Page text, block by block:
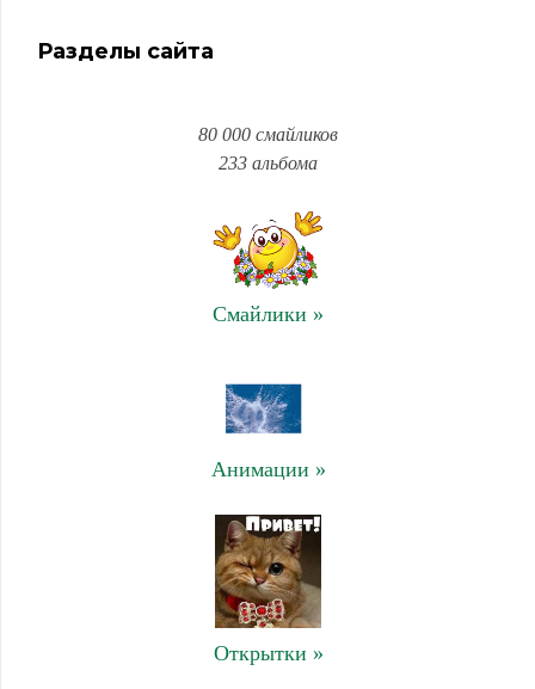
Разделы сайта
80 000 смайликов
233 альбома
Смайлики »
Анимации »
Открытки »